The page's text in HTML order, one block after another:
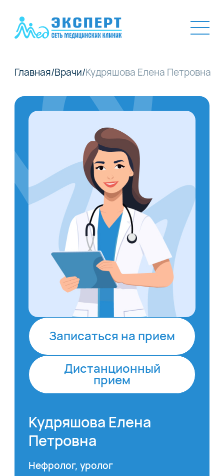
Главная/Врачи/Кудряшова Елена Петровна
Записаться на прием
Дистанционный
прием
Кудряшова Елена
Петровна
Нефролог, уролог